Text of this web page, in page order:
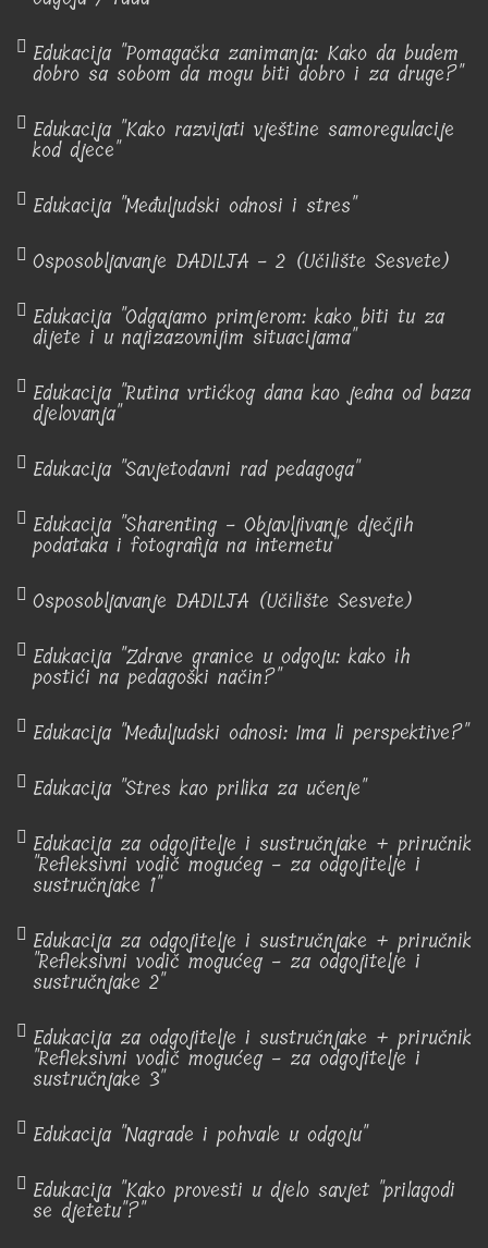
Edukacija "Pomagačka zanimanja: Kako da budem
dobro sa sobom da mogu biti dobro i za druge?"
Edukacija "Kako razvijati vještine samoregulacije
kod djece"
Edukacija "Međuljudski odnosi i stres"
Osposobljavanje DADILJA - 2 (Učilište Sesvete)
Edukacija "Odgajamo primjerom: kako biti tu za
dijete i u najizazovnijim situacijama"
Edukacija "Rutina vrtićkog dana kao jedna od baza
djelovanja"
Edukacija "Savjetodavni rad pedagoga"
Edukacija "Sharenting - Objavljivanje dječjih
podataka i fotografija na internetu"
Osposobljavanje DADILJA (Učilište Sesvete)
Edukacija "Zdrave granice u odgoju: kako ih
postići na pedagoški način?"
Edukacija "Međuljudski odnosi: Ima li perspektive?"
Edukacija "Stres kao prilika za učenje"
Edukacija za odgojitelje i sustručnjake + priručnik
"Refleksivni vodič mogućeg - za odgojitelje i
sustručnjake 1"
Edukacija za odgojitelje i sustručnjake + priručnik
"Refleksivni vodič mogućeg - za odgojitelje i
sustručnjake 2"
Edukacija za odgojitelje i sustručnjake + priručnik
"Refleksivni vodič mogućeg - za odgojitelje i
sustručnjake 3"
Edukacija "Nagrade i pohvale u odgoju"
Edukacija "Kako provesti u djelo savjet "prilagodi
se djetetu"?"